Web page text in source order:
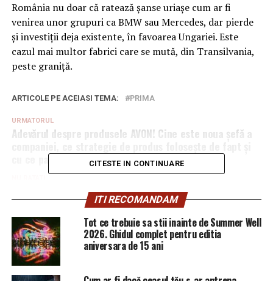
România nu doar că ratează șanse uriașe cum ar fi
venirea unor grupuri ca BMW sau Mercedes, dar pierde
și investiții deja existente, în favoarea Ungariei. Este
cazul mai multor fabrici care se mută, din Transilvania,
peste graniță.
ARTICOLE PE ACEIASI TEMA: PRIMA
URMATORUL
Adevărul despre produsele AVON! Cine este noua șefă a
cu ce parfumieri colaborează | Sibiul de AZI
Legea care va afecta toți românii din străinătate.
România va fi amendată de UE dacă nu o aplică | Sibiul
de AZI
CITESTE IN CONTINUARE
ITI RECOMANDAM
Tot ce trebuie sa stii inainte de Summer Well
2026. Ghidul complet pentru editia
aniversara de 15 ani